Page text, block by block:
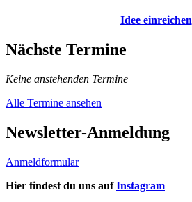
Idee einreichen
Nächste Termine
Keine anstehenden Termine
Alle Termine ansehen
Newsletter-Anmeldung
Anmeldformular
Hier findest du uns aufInstagram